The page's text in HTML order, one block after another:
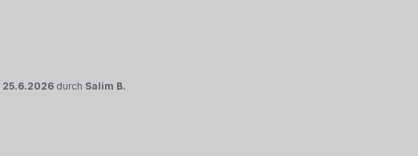
25.6.2026 durch Salim B.